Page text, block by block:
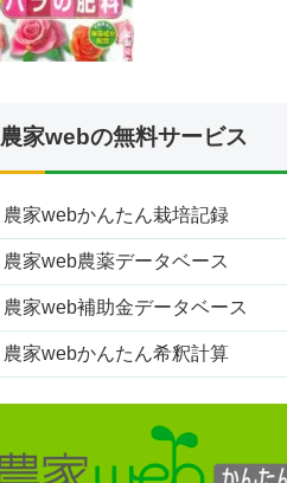
農家webの無料サービス
農家webかんたん栽培記録
農家web農薬データベース
農家web補助金データベース
農家webかんたん希釈計算